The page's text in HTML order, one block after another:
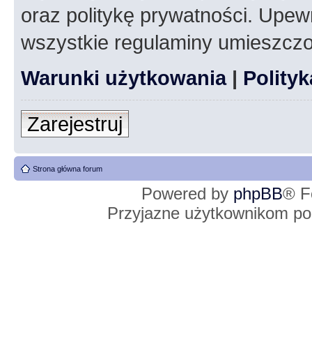
oraz politykę prywatności.
wszystkie regulaminy
Warunki użytkowania|
Zarejestruj
Strona główna forum
Powered by phpBB®
Przyjazne użytkownikom